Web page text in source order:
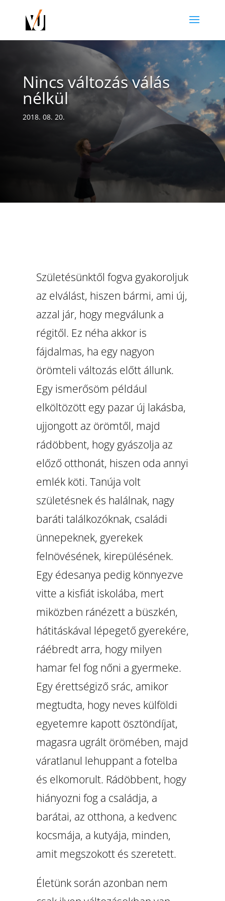
Nincs változás válás
nélkül
2018. 08. 20.
Születésünktől fogva gyakoroljuk
az elválást, hiszen bármi, ami új,
azzal jár, hogy megválunk a
régitől. Ez néha akkor is
fájdalmas, ha egy nagyon
örömteli változás előtt állunk.
Egy ismerősöm például
elköltözött egy pazar új lakásba,
ujjongott az örömtől, majd
rádöbbent, hogy gyászolja az
előző otthonát, hiszen oda annyi
emlék köti. Tanúja volt
születésnek és halálnak, nagy
baráti találkozóknak, családi
ünnepeknek, gyerekek
felnövésének, kirepülésének.
Egy édesanya pedig könnyezve
vitte a kisfiát iskolába, mert
miközben ránézett a büszkén,
hátitáskával lépegető gyerekére,
ráébredt arra, hogy milyen
hamar fel fog nőni a gyermeke.
Egy érettségiző srác, amikor
megtudta, hogy neves külföldi
egyetemre kapott ösztöndíjat,
magasra ugrált örömében, majd
váratlanul lehuppant a fotelba
és elkomorult. Rádöbbent, hogy
hiányozni fog a családja, a
barátai, az otthona, a kedvenc
kocsmája, a kutyája, minden,
amit megszokott és szeretett.
Életünk során azonban nem